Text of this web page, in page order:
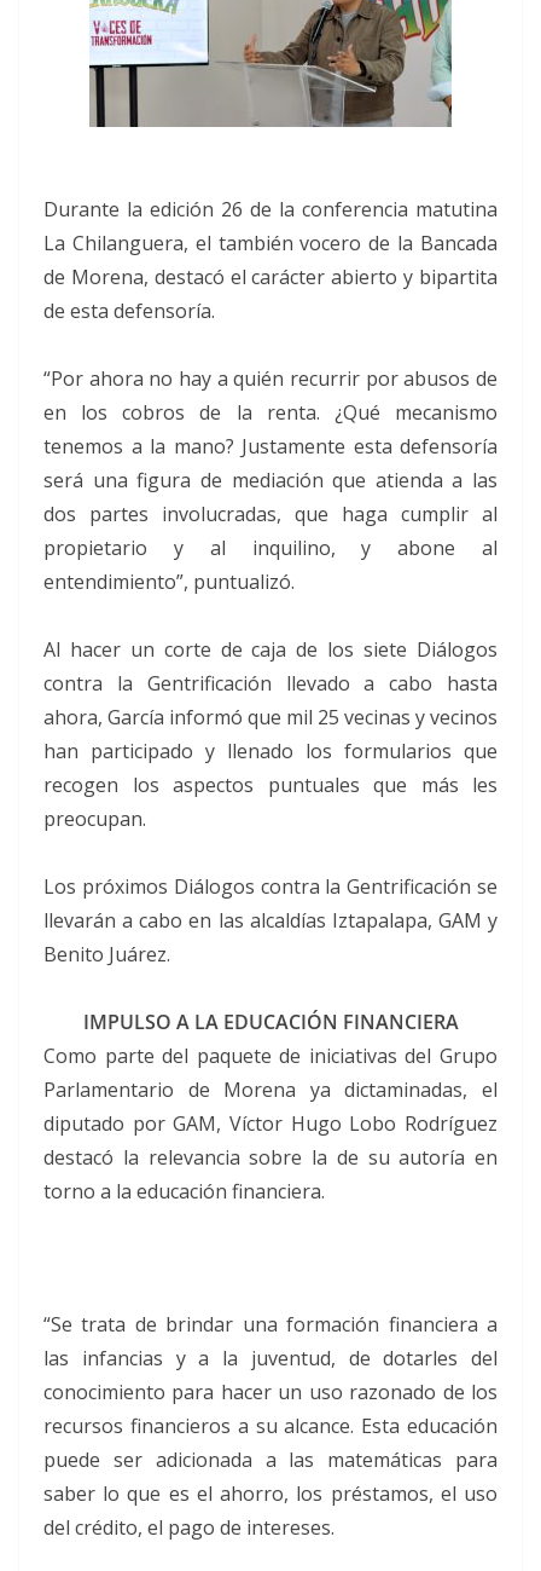
Durante la edición 26 de la conferencia matutina
La Chilanguera, el también vocero de la Bancada
de Morena, destacó el carácter abierto y bipartita
de esta defensoría.
“Por ahora no hay a quién recurrir por abusos de
en los cobros de la renta. ¿Qué mecanismo
tenemos a la mano? Justamente esta defensoría
será una figura de mediación que atienda a las
dos partes involucradas, que haga cumplir al
propietario y al inquilino, y abone al
entendimiento”, puntualizó.
Al hacer un corte de caja de los siete Diálogos
contra la Gentrificación llevado a cabo hasta
ahora, García informó que mil 25 vecinas y vecinos
han participado y llenado los formularios que
recogen los aspectos puntuales que más les
preocupan.
Los próximos Diálogos contra la Gentrificación se
llevarán a cabo en las alcaldías Iztapalapa, GAM y
Benito Juárez.
IMPULSO A LA EDUCACIÓN FINANCIERA
Como parte del paquete de iniciativas del Grupo
Parlamentario de Morena ya dictaminadas, el
diputado por GAM, Víctor Hugo Lobo Rodríguez
destacó la relevancia sobre la de su autoría en
torno a la educación financiera.
“Se trata de brindar una formación financiera a
las infancias y a la juventud, de dotarles del
conocimiento para hacer un uso razonado de los
recursos financieros a su alcance. Esta educación
puede ser adicionada a las matemáticas para
saber lo que es el ahorro, los préstamos, el uso
del crédito, el pago de intereses.